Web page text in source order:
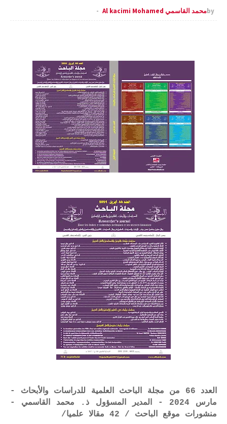
byمحمد القاسمي Al kacimi Mohamed
العدد 66 من مجلة الباحث العلمية للدراسات والأبحاث -
مارس 2024 - المدير المسؤول ذ. محمد القاسمي -
منشورات موقع الباحث / 42 مقالا علميا/